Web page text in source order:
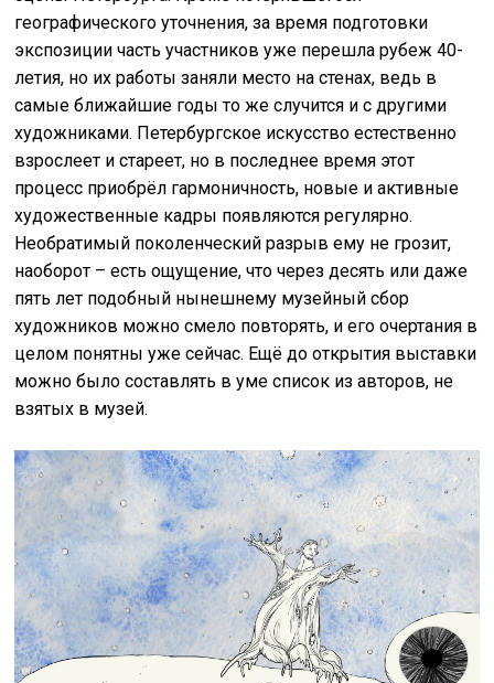
географического уточнения, за время подготовки
экспозиции часть участников уже перешла рубеж 40-
летия, но их работы заняли место на стенах, ведь в
самые ближайшие годы то же случится и с другими
художниками. Петербургское искусство естественно
взрослеет и стареет, но в последнее время этот
процесс приобрёл гармоничность, новые и активные
художественные кадры появляются регулярно.
Необратимый поколенческий разрыв ему не грозит,
наоборот – есть ощущение, что через десять или даже
пять лет подобный нынешнему музейный сбор
художников можно смело повторять, и его очертания в
целом понятны уже сейчас. Ещё до открытия выставки
можно было составлять в уме список из авторов, не
взятых в музей.